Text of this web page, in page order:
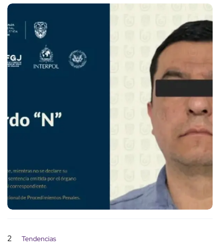
2 Tendencias